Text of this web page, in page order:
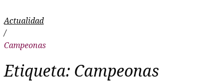
Actualidad
/
Campeonas
Etiqueta: Campeonas